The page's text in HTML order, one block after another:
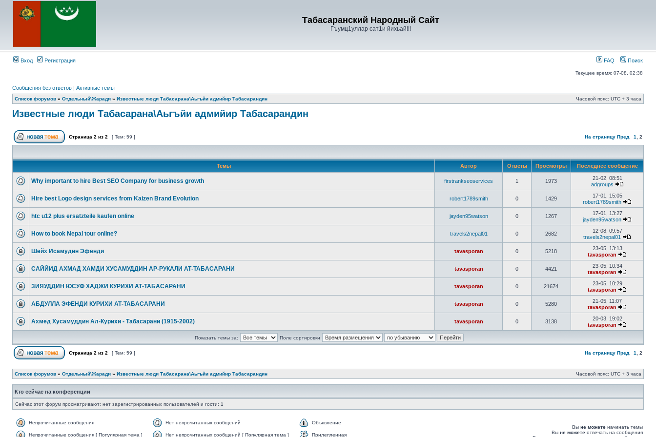
Табасаранский Народный Сайт
Гъумц1уллар сат1и йихьай!!!
Вход Регистрация FAQ Поиск
Текущее время: 07-08, 02:38
Сообщения без ответов | Активные темы
Список форумов » Отдельный\Жаради » Известные люди Табасарана\Аьгъйи адмийир Табасарандин Часовой пояс: UTC + 3 часа
Известные люди Табасарана\Аьгъйи адмийир Табасарандин
Страница 2 из 2 [ Тем: 59 ] На страницу Пред. 1 2
Темы Автор Ответы Просмотры Последнее сообщение
Why important to hire Best SEO Company for business growth firstrankseoservices 1 1973
21-02, 08:51
adgroups
Hire best Logo design services from Kaizen Brand Evolution robert1789smith 0 1429
17-01, 15:05
robert1789smith
htc u12 plus ersatzteile kaufen online jayden95watson 0 1267
17-01, 13:27
jayden95watson
How to book Nepal tour online? travels2nepal01 0 2682
12-08, 09:57
travels2nepal01
Шейх Исамудин Эфенди tavasporan 0 5218
23-05, 13:13
tavasporan
САЙЙИД АХМАД ХАМДИ ХУСАМУДДИН АР-РУКАЛИ АТ-ТАБАСАРАНИ tavasporan 0 4421
23-05, 10:34
tavasporan
ЗИЯУДДИН ЮСУФ ХАДЖИ КУРИХИ АТ-ТАБАСАРАНИ tavasporan 0 21674
23-05, 10:29
tavasporan
АБДУЛЛА ЭФЕНДИ КУРИХИ АТ-ТАБАСАРАНИ tavasporan 0 5280
21-05, 11:07
tavasporan
Ахмед Хусамуддин Ал-Курихи - Табасарани (1915-2002) tavasporan 0 3138
20-03, 19:02
tavasporan
Показать темы за: Поле сортировки
Страница 2 из 2 [ Тем: 59 ] На страницу Пред. 1 2
Список форумов » Отдельный\Жаради » Известные люди Табасарана\Аьгъйи адмийир Табасарандин Часовой пояс: UTC + 3 часа
Кто сейчас на конференции
Сейчас этот форум просматривают: нет зарегистрированных пользователей и гости: 1
Непрочитанные сообщения Нет непрочитанных сообщений Объявление
Непрочитанные сообщения [ Популярная тема ] Нет непрочитанных сообщений [ Популярная тема ] Прилепленная
Вы не можете начинать темы
Вы не можете отвечать на сообщения